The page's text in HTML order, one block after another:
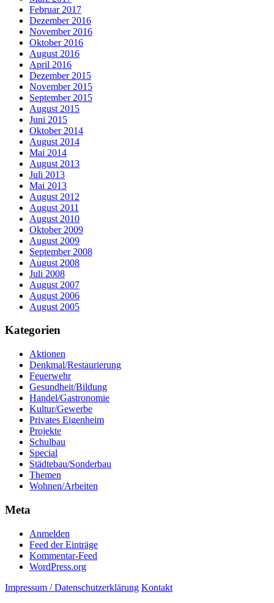
Februar 2017
Dezember 2016
November 2016
Oktober 2016
August 2016
April 2016
Dezember 2015
November 2015
September 2015
August 2015
Juni 2015
Oktober 2014
August 2014
Mai 2014
August 2013
Juli 2013
Mai 2013
August 2012
August 2011
August 2010
Oktober 2009
August 2009
September 2008
August 2008
Juli 2008
August 2007
August 2006
August 2005
Kategorien
Aktionen
Denkmal/Restaurierung
Feuerwehr
Gesundheit/Bildung
Handel/Gastronomie
Kultur/Gewerbe
Privates Eigenheim
Projekte
Schulbau
Special
Städtebau/Sonderbau
Themen
Wohnen/Arbeiten
Meta
Anmelden
Feed der Einträge
Kommentar-Feed
WordPress.org
Impressum / Datenschutzerklärung Kontakt